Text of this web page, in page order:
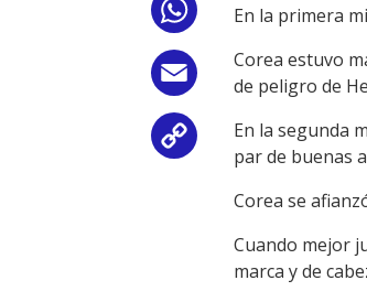
WhatsApp
Email
Copy
En la primera
Corea estuvo
de peligro de
En la segunda
par de buenas
Corea se
Cuando mejor
marca y de